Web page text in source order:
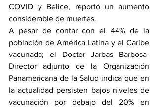
COVID y Belice, reportó un aumento
considerable de muertes.
A pesar de contar con el 44% de la
población de América Latina y el Caribe
vacunada; el Doctor Jarbas Barbosa-
Director adjunto de la Organización
Panamericana de la Salud indica que en
la actualidad persisten bajos niveles de
vacunación por debajo del 20% en